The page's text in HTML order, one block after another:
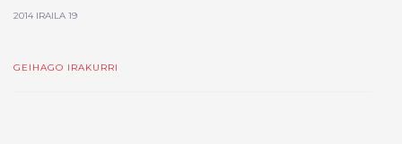
2014 IRAILA 19
GEIHAGO IRAKURRI